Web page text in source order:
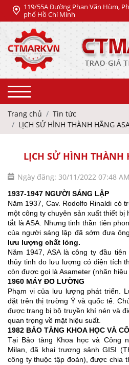
119/55A Đường Phan Văn Hùm,
phố Hồ Chí Minh
Trang chủ
Tin tức
LỊCH SỬ HÌNH THÀNH HÃNG
LỊCH SỬ HÌNH THÀNH
Ngày đăng: 30/11/2022 07:48 AM
1937-1947 NGƯỜI SÁNG LẬP
Năm 1937, Cav. Rodolfo Rinaldi có
một công ty chuyên sản xuất thiết
tắt là ASA. Nhưng tinh thần tiên
của người sáng lập đã sớm đưa
lưu lượng chất lỏng.
Năm 1947, ASA là công ty đầu
thủy tinh đo lưu lượng có diện tích
còn được gọi là Asameter (nhãn hiệu
1960 MÁY ĐO LƯỜNG
Phạm vi của lưu lượng phát triển.
đặt trên thị trường Ý và quốc tế.
được trang bị bộ truyền khí nén và
quan trọng về mặt hiệu suất.
1982 BẢO TÀNG KHOA HỌC VÀ
Tại Bảo tàng Khoa học và Công
Milan, đã khai trương sảnh GISI
công ty thuộc tập đoàn), được chia